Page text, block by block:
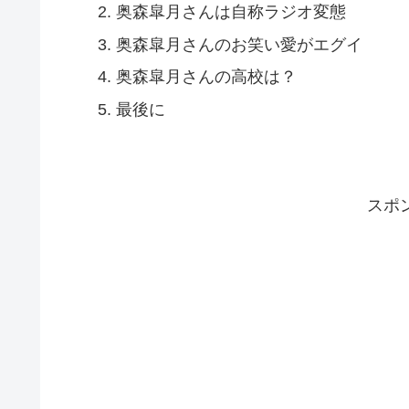
奥森皐月さんは自称ラジオ変態
奥森皐月さんのお笑い愛がエグイ
奥森皐月さんの高校は？
最後に
スポ